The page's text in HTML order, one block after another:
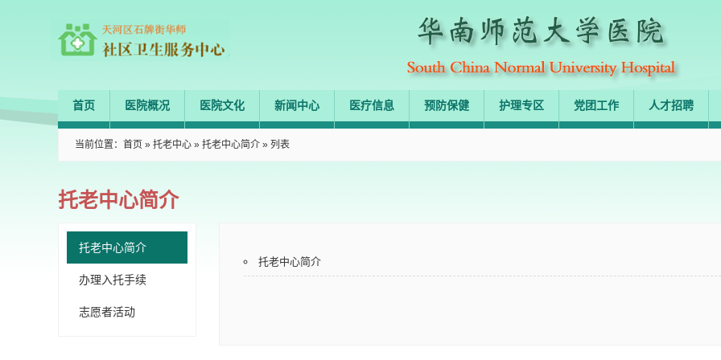
首页 医院概况 医院文化 新闻中心 医疗信息 预防保健 护理专区 党团工作 人才招聘
当前位置： 首页 » 托老中心 » 托老中心简介 » 列表
托老中心简介
托老中心简介
办理入托手续
志愿者活动
托老中心简介